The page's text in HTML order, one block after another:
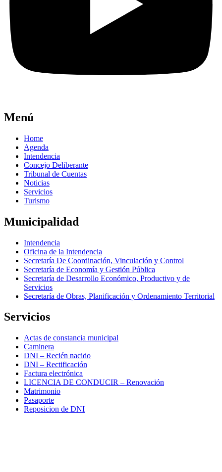
Menú
Home
Agenda
Intendencia
Concejo Deliberante
Tribunal de Cuentas
Noticias
Servicios
Turismo
Municipalidad
Intendencia
Oficina de la Intendencia
Secretaría De Coordinación, Vinculación y Control
Secretaría de Economía y Gestión Pública
Secretaría de Desarrollo Económico, Productivo y de
Servicios
Secretaría de Obras, Planificación y Ordenamiento Territorial
Servicios
Actas de constancia municipal
Caminera
DNI – Recién nacido
DNI – Rectificación
Factura electrónica
LICENCIA DE CONDUCIR – Renovación
Matrimonio
Pasaporte
Reposicion de DNI